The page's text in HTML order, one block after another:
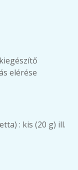
elérése
: kis (20 g) ill.